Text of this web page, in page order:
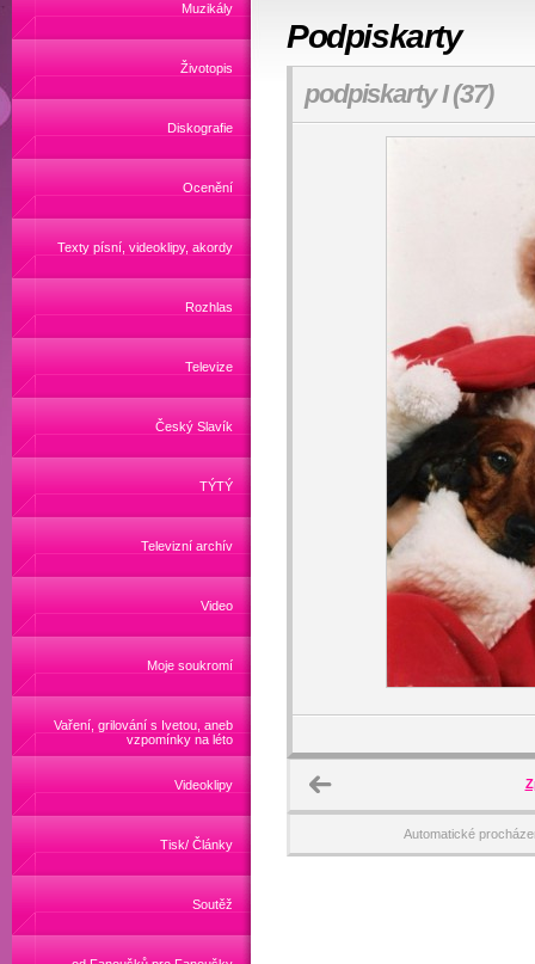
Muzikály
Životopis
Diskografie
Ocenění
Texty písní, videoklipy, akordy
Rozhlas
Televize
Český Slavík
TÝTÝ
Televizní archív
Video
Moje soukromí
Vaření, grilování s Ivetou, aneb
vzpomínky na léto
Videoklipy
Tisk/ Články
Soutěž
Podpiskarty
podpiskarty I (37)
Automatické